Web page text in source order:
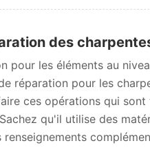
des
pour les éléments au
réparation pour les
ces opérations qui
qu'il utilise des